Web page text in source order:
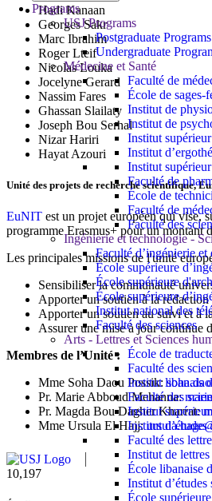
Programs
USJ Programs
Postgraduate
Undergraduate
Médecine et Santé
Faculté de
École de sages-
Institut de
Institut de
Institut
Institut
Institut
Faculté de
École de
Faculté de
Faculté des
Ingénierie et technologie -
Faculté d’ingénierie et
École supérieure
École supérieure
École supérieure
Institut national des
Faculté des sciences
Arts - Lettres et Sciences
École de
Faculté des
Institut libanais
Faculté des
Institut
Institut
Faculté des
Institut de
École libanaise
Institut
École
Hadi Kanaan
Georges Sakr
Marc Ibrahim
Roger Lteif
Nicolas Louka
Jocelyne Gerard
Nassim Fares
Ghassan Slailaty
Joseph Bou Serhal
Nizar Hariri
Hayat Azouri
Unité des projets de recherche scientifique,
EuNIT est un projet européen qui vise,
programme Erasmus+ pour un montant
Les principales missions de l'unité
Sensibiliser la communauté
Apporter un soutien à la
Apporter un soutien au suivi et à
Assurer une mise à jour continue
Membres de l’Unité :
Mme Soha Daou Possik:
Pr. Marie Abboud Mehanna:
Pr. Magda Bou Dagher Kharrat:
Mme Ursula El Hajj:
11,727